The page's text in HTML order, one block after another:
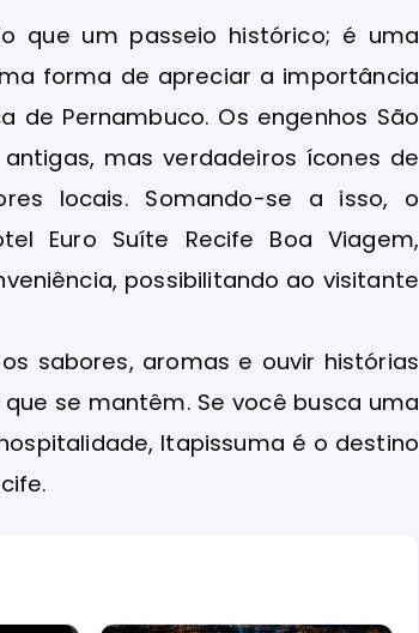
que um passeio histórico; é uma
forma de apreciar a importância
Pernambuco. Os engenhos São
mas verdadeiros ícones de
locais. Somando-se a isso, o
Euro Suíte Recife Boa Viagem,
possibilitando ao visitante
sabores, aromas e ouvir histórias
se mantêm. Se você busca uma
Itapissuma é o destino